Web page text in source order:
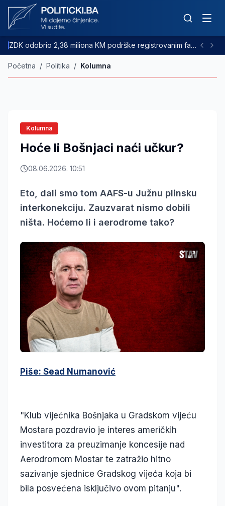
ZDK odobrio 2,38 miliona KM podrške registrovanim farmama goveda
Početna / Politika / Kolumna
Kolumna
Hoće li Bošnjaci naći učkur?
08.06.2026. 10:51
Eto, dali smo tom AAFS-u Južnu plinsku
interkonekciju. Zauzvarat nismo dobili
ništa. Hoćemo li i aerodrome tako?
Piše: Sead Numanović
"Klub vijećnika Bošnjaka u Gradskom vijeću
Mostara pozdravio je interes američkih
investitora za preuzimanje koncesije nad
Aerodromom Mostar te zatražio hitno
sazivanje sjednice Gradskog vijeća koja bi
bila posvećena isključivo ovom pitanju".